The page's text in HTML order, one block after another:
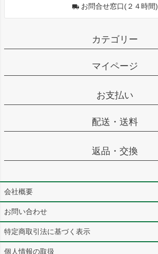
お問合せ窓口(２４時間)
カテゴリー
マイページ
お支払い
配送・送料
返品・交換
会社概要
お問い合わせ
特定商取引法に基づく表示
個人情報の取扱